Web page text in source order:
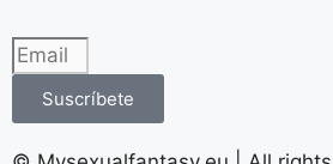
Suscríbete